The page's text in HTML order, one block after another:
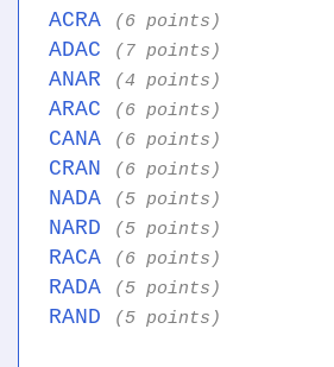
ACRA (6 points)
ADAC (7 points)
ANAR (4 points)
ARAC (6 points)
CANA (6 points)
CRAN (6 points)
NADA (5 points)
NARD (5 points)
RACA (6 points)
RADA (5 points)
RAND (5 points)